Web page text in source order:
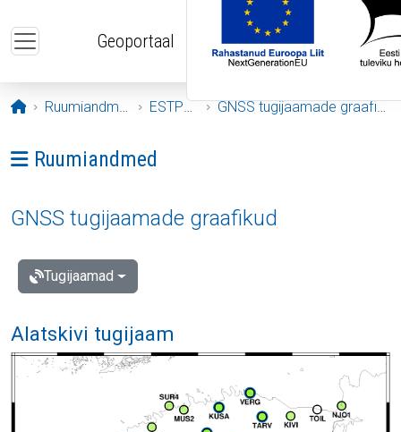
Geoportaal
Avaleht
Ruumiandmed ESTPOS GNSS tugijaamade graafikud
Ava menüü: Ruumiandmed
Ruumiandmed
GNSS tugijaamade graafikud
Tugijaamad
Alatskivi tugijaam